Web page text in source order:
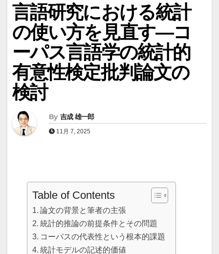
言語研究における統計
の使い方を見直す―コ
ーパス言語学の統計的
有意性検定批判論文の
検討
By 吉成 雄一郎
11月 7, 2025
Table of Contents
論文の背景と筆者の主張
統計的推論の前提条件とその問題
コーパスの代表性という根本的課題
統計モデルの記述的価値